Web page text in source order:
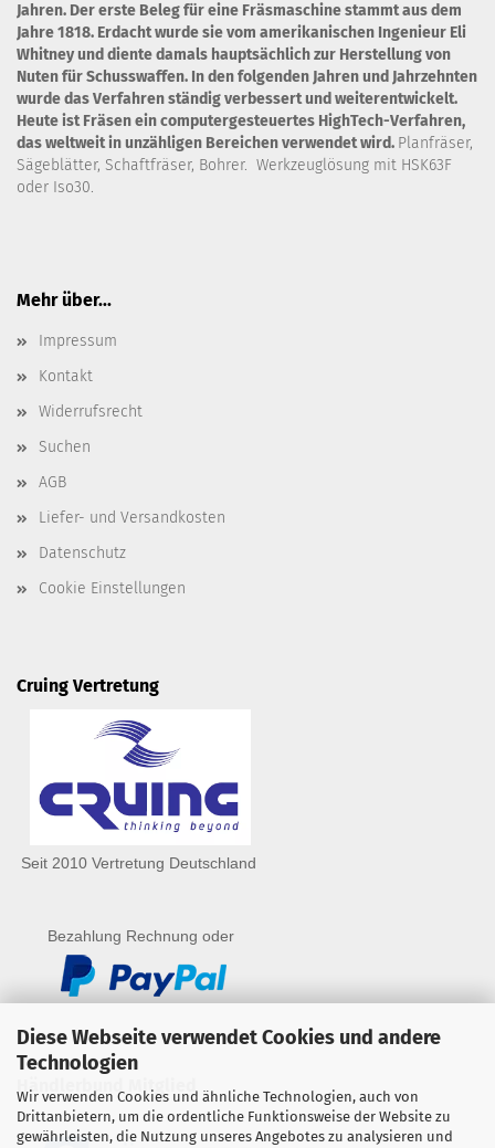
Diese Webseite verwendet Cookies und andere
Technologien
Wir verwenden Cookies und ähnliche Technologien, auch von
Drittanbietern, um die ordentliche Funktionsweise der Website zu
gewährleisten, die Nutzung unseres Angebotes zu analysieren und
Jahren. Der erste Beleg für eine Fräsmaschine stammt aus dem
Jahre 1818. Erdacht wurde sie vom amerikanischen Ingenieur Eli
Whitney und diente damals hauptsächlich zur Herstellung von
Nuten für Schusswaffen. In den folgenden Jahren und Jahrzehnten
wurde das Verfahren ständig verbessert und weiterentwickelt.
Heute ist Fräsen ein computergesteuertes HighTech-Verfahren,
das weltweit in unzähligen Bereichen verwendet wird. Planfräser,
Sägeblätter, Schaftfräser, Bohrer. Werkzeuglösung mit HSK63F
oder Iso30.
Mehr über...
Impressum
Kontakt
Widerrufsrecht
Suchen
AGB
Liefer- und Versandkosten
Datenschutz
Cookie Einstellungen
Cruing Vertretung
Seit 2010 Vertretung Deutschland
Bezahlung Rechnung oder
Händlerbund Mitglied